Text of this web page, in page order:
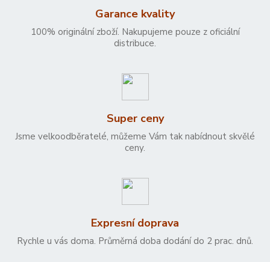
Garance kvality
100% originální zboží. Nakupujeme pouze z oficiální
distribuce.
Super ceny
Jsme velkoodběratelé, můžeme Vám tak nabídnout skvělé
ceny.
Expresní doprava
Rychle u vás doma. Průměrná doba dodání do 2 prac. dnů.